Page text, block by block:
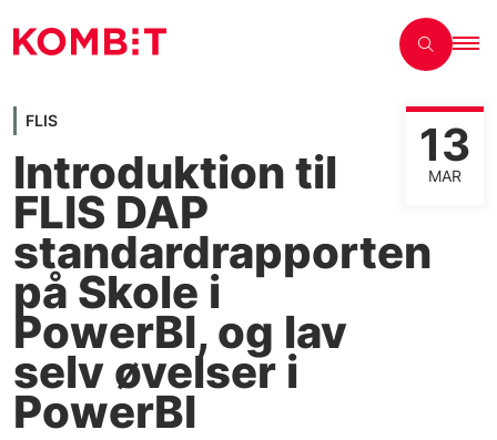
FLIS
Introduktion til
FLIS DAP
standardrapporten
på Skole i
PowerBI, og lav
selv øvelser i
PowerBI
13
MAR